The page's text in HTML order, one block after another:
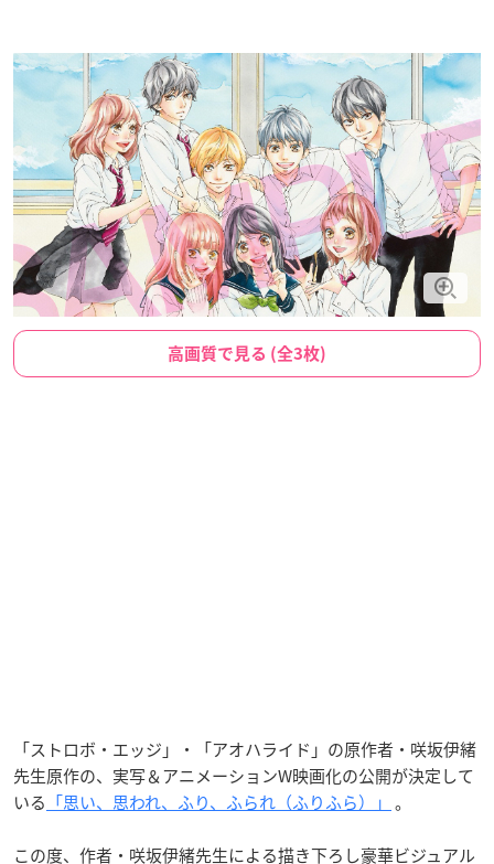
高画質で見る (全3枚)
「ストロボ・エッジ」・「アオハライド」の原作者・咲坂伊緒
先生原作の、実写＆アニメーションW映画化の公開が決定して
いる 「思い、思われ、ふり、ふられ（ふりふら）」 。
この度、作者・咲坂伊緒先生による描き下ろし豪華ビジュアル